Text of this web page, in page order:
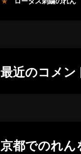
最近のコメン
京都でのれん